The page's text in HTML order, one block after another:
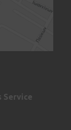
Service